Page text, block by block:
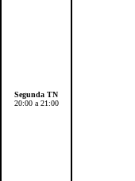
Segunda TN
20:00 a 21:00